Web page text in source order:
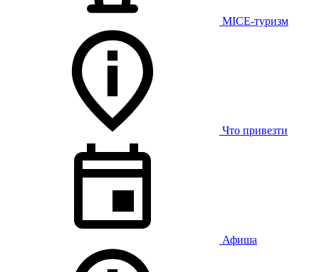
MICE-туризм
Что привезти
Афиша